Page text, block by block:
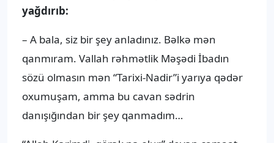
yağdırıb:
– A bala, siz bir şey anladınız. Bəlkə mən
qanmıram. Vallah rəhmətlik Məşədi İbadın
sözü olmasın mən “Tarixi-Nadir”i yarıya qədər
oxumuşam, amma bu cavan sədrin
danışığından bir şey qanmadım…